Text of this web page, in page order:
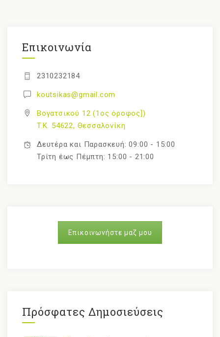
Επικοινωνία
2310232184
koutsikas@gmail.com
Βογατσικού 12 (1ος όροφος])
T.K. 54622, Θεσσαλονίκη
Δευτέρα και Παρασκευή: 09:00 - 15:00
Τρίτη έως Πέμπτη: 15:00 - 21:00
Επικοινωνήστε μαζ μου
Πρόσφατες Δημοσιεύσεις